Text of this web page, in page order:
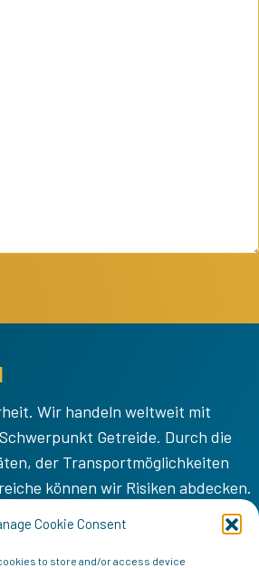
Cookie Consent
to store and/or access device
Wir handeln weltweit mit
Getreide. Durch die
der Transportmöglichkeiten
können wir Risiken abdecken.